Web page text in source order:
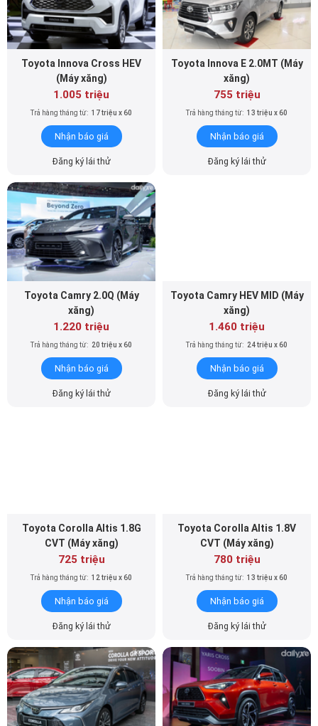
Toyota Innova Cross HEV
(Máy xăng)
1.005 triệu
Trả hàng tháng từ: 17 triệu x 60
Nhận báo giá
Đăng ký lái thử
Toyota Innova E 2.0MT (Máy
xăng)
755 triệu
Trả hàng tháng từ: 13 triệu x 60
Nhận báo giá
Đăng ký lái thử
Toyota Camry 2.0Q (Máy
xăng)
1.220 triệu
Trả hàng tháng từ: 20 triệu x 60
Nhận báo giá
Đăng ký lái thử
Toyota Camry HEV MID (Máy
xăng)
1.460 triệu
Trả hàng tháng từ: 24 triệu x 60
Nhận báo giá
Đăng ký lái thử
Toyota Corolla Altis 1.8G
CVT (Máy xăng)
725 triệu
Trả hàng tháng từ: 12 triệu x 60
Nhận báo giá
Đăng ký lái thử
Toyota Corolla Altis 1.8V
CVT (Máy xăng)
780 triệu
Trả hàng tháng từ: 13 triệu x 60
Nhận báo giá
Đăng ký lái thử